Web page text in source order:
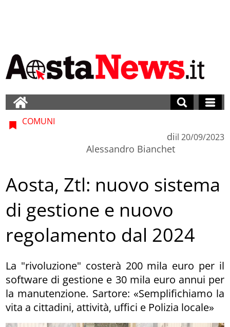
COMUNI
di
Alessandro Bianchet
il 20/09/2023
Aosta, Ztl: nuovo sistema
di gestione e nuovo
regolamento dal 2024
La "rivoluzione" costerà 200 mila euro per il
software di gestione e 30 mila euro annui per
la manutenzione. Sartore: «Semplifichiamo la
vita a cittadini, attività, uffici e Polizia locale»